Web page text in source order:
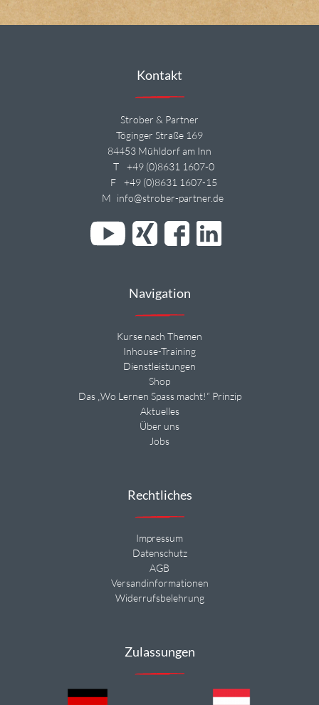
Kontakt
Strober & Partner
Töginger Straße 169
84453 Mühldorf am Inn
T
+49 (0)8631 1607-0
F
+49 (0)8631 1607-15
M info@strober-partner.de
Navigation
Kurse nach Themen
Inhouse-Training
Dienstleistungen
Shop
Das „Wo Lernen Spass macht!“ Prinzip
Aktuelles
Über uns
Jobs
Rechtliches
Impressum
Datenschutz
AGB
Versandinformationen
Widerrufsbelehrung
Zulassungen